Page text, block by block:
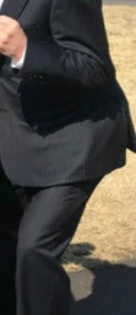
ム・マネージャーの大